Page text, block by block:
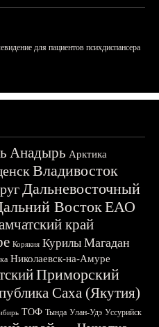
для пациентов психдиспансера
Анадырь Арктика
Владивосток
Дальневосточный
ВостокЕАО
край
Корякия Курилы Магадан
Николаевск-на-Амуре
Приморский
Саха (Якутия)
ТОФ Тында Улан-Удэ Уссурийск